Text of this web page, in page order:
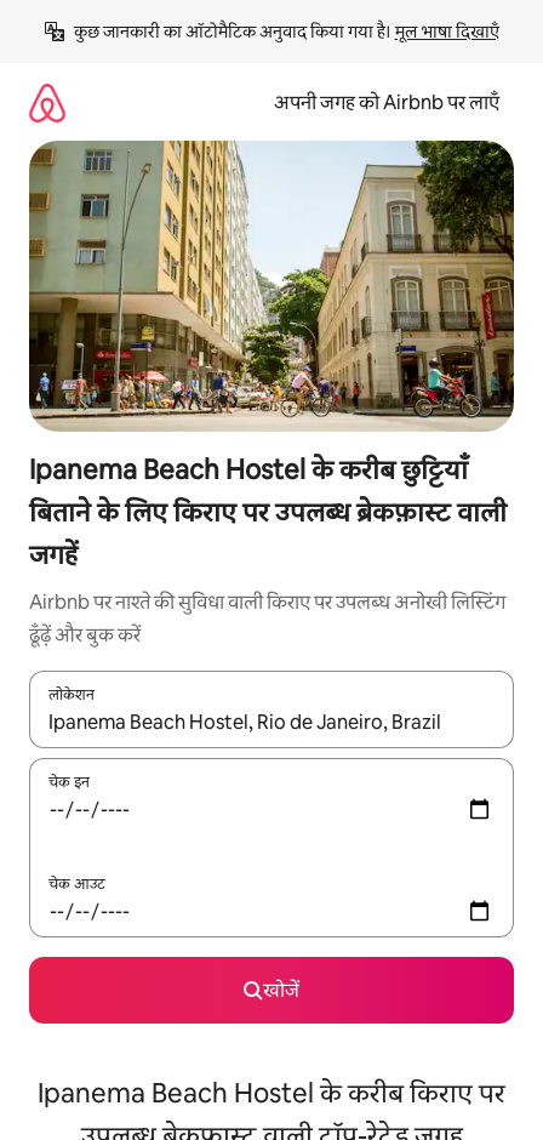
छोड़कर
कॉन्टेंट
कुछ जानकारी का ऑटोमैटिक अनुवाद किया गया है। मूल भाषा दिखाएँ
अपनी जगह को Airbnb पर लाएँ
Ipanema Beach Hostel के करीब छुट्टियाँ
बिताने के लिए किराए पर उपलब्ध ब्रेकफ़ास्ट वाली
जगहें
Airbnb पर नाश्ते की सुविधा वाली किराए पर उपलब्ध अनोखी लिस्टिंग
ढूँढ़ें और बुक करें
लोकेशन
नतीजों के उपलब्ध होने पर, अप और डाउन 'ऐरो की' का इस्तेमाल करके नेविगेट
चेक इन
चेक आउट
खोजें
Ipanema Beach Hostel के करीब किराए पर